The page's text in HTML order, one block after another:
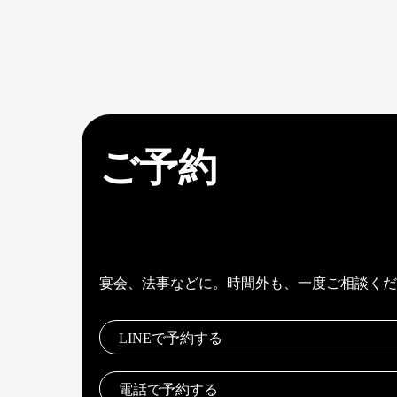
ご予約
宴会、法事などに。時間外も、一度ご相談く
LINEで予約する
電話で予約する